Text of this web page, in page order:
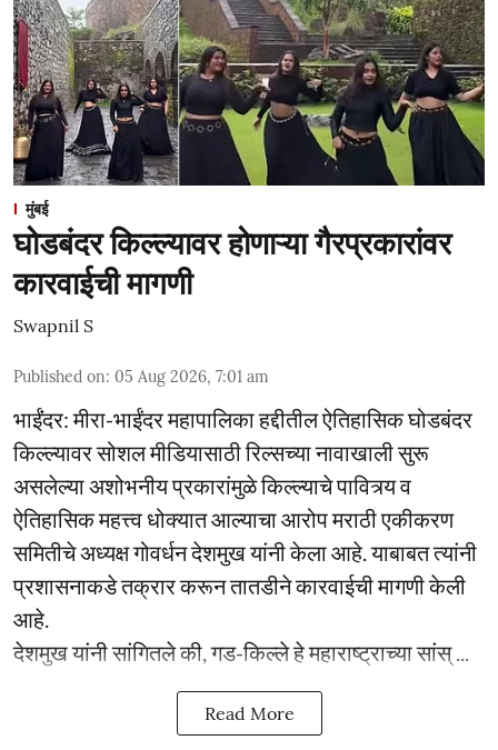
मुंबई
घोडबंदर किल्ल्यावर होणाऱ्या गैरप्रकारांवर
कारवाईची मागणी
Swapnil S
Published on: 05 Aug 2026, 7:01 am
भाईंंदर: मीरा-भाईंदर महापालिका हद्दीतील ऐतिहासिक घोडबंदर
किल्ल्यावर सोशल मीडियासाठी रिल्सच्या नावाखाली सुरू
असलेल्या अशोभनीय प्रकारांमुळे किल्ल्याचे पावित्र्य व
ऐतिहासिक महत्त्व धोक्यात आल्याचा आरोप मराठी एकीकरण
समितीचे अध्यक्ष गोवर्धन देशमुख यांनी केला आहे. याबाबत त्यांनी
प्रशासनाकडे तक्रार करून तातडीने कारवाईची मागणी केली
आहे.
देशमुख यांनी सांगितले की, गड-किल्ले हे महाराष्ट्राच्या सांस् ...
Read More